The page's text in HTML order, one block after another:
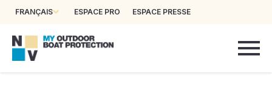
FRANÇAIS ESPACE PRO ESPACE PRESSE